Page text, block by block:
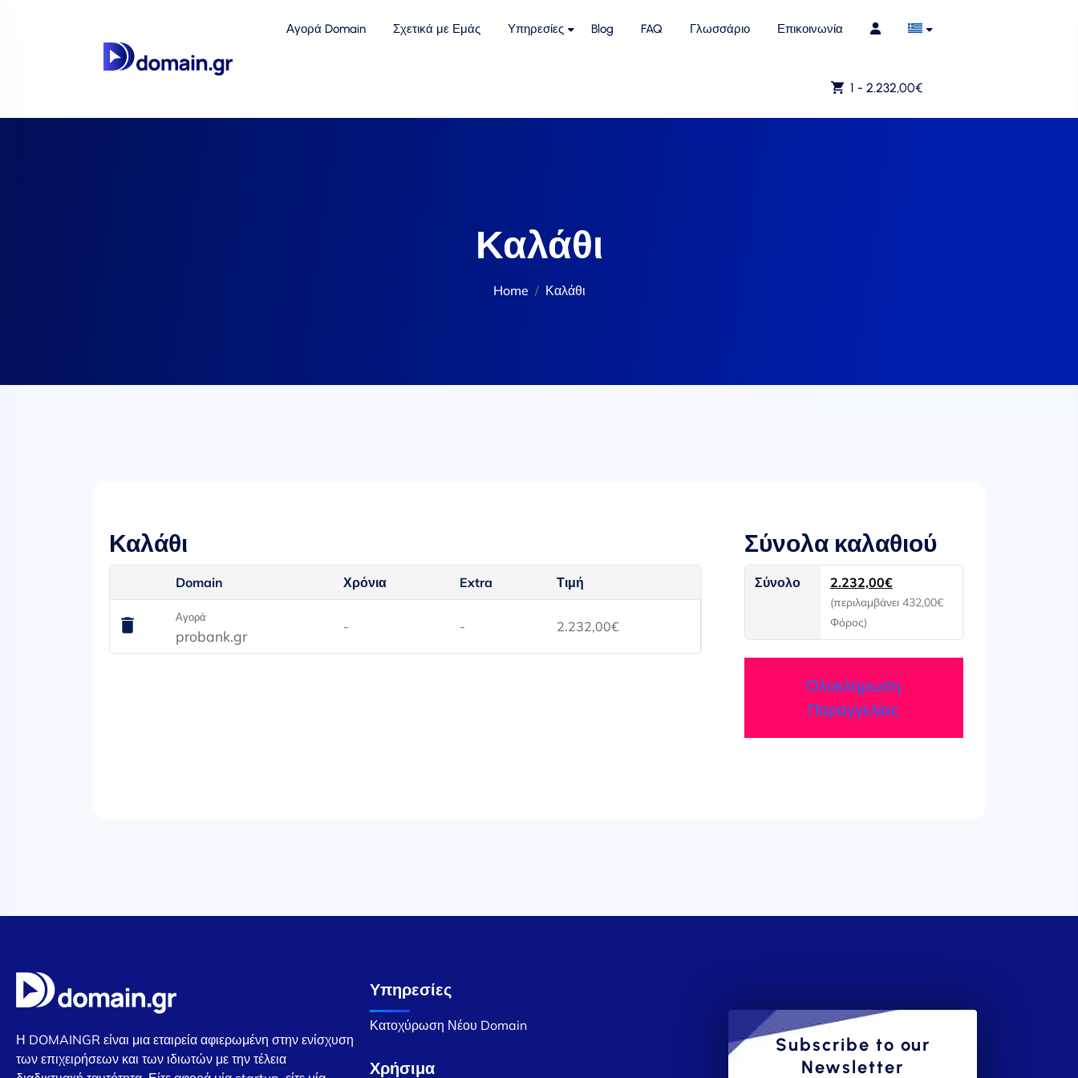
Αγορά Domain Σχετικά με Εμάς Υπηρεσίες Blog FAQ Γλωσσάριο Επικοινωνία
1 - 2.232,00€
Καλάθι
Home Καλάθι
Καλάθι
Domain Χρόνια Extra Τιμή
Αγορά
probank.gr
- - 2.232,00€
Σύνολα καλαθιού
Σύνολο 2.232,00€
(περιλαμβάνει 432,00€
Φόρος)
Ολοκλήρωση
Παραγγελίας
Η DOMAINGR είναι μια εταιρεία αφιερωμένη στην ενίσχυση
των επιχειρήσεων και των ιδιωτών με την τέλεια
Υπηρεσίες
Κατοχύρωση Νέου Domain
Χρήσιμα
Subscribe to our
Newsletter